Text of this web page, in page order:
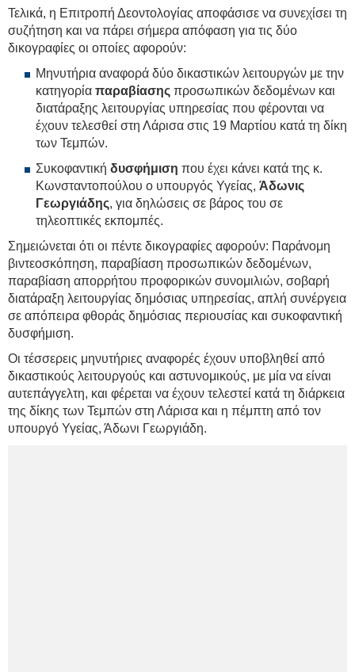
Τελικά, η Επιτροπή Δεοντολογίας αποφάσισε να συνεχίσει τη
συζήτηση και να πάρει σήμερα απόφαση για τις δύο
δικογραφίες οι οποίες αφορούν:
Μηνυτήρια αναφορά δύο δικαστικών λειτουργών με την
κατηγορία παραβίασης προσωπικών δεδομένων και
διατάραξης λειτουργίας υπηρεσίας που φέρονται να
έχουν τελεσθεί στη Λάρισα στις 19 Μαρτίου κατά τη δίκη
των Τεμπών.
Συκοφαντική δυσφήμιση που έχει κάνει κατά της κ.
Κωνσταντοπούλου ο υπουργός Υγείας, Άδωνις
Γεωργιάδης, για δηλώσεις σε βάρος του σε
τηλεοπτικές εκπομπές.
Σημειώνεται ότι οι πέντε δικογραφίες αφορούν: Παράνομη
βιντεοσκόπηση, παραβίαση προσωπικών δεδομένων,
παραβίαση απορρήτου προφορικών συνομιλιών, σοβαρή
διατάραξη λειτουργίας δημόσιας υπηρεσίας, απλή συνέργεια
σε απόπειρα φθοράς δημόσιας περιουσίας και συκοφαντική
δυσφήμιση.
Οι τέσσερεις μηνυτήριες αναφορές έχουν υποβληθεί από
δικαστικούς λειτουργούς και αστυνομικούς, με μία να είναι
αυτεπάγγελτη, και φέρεται να έχουν τελεστεί κατά τη διάρκεια
της δίκης των Τεμπών στη Λάρισα και η πέμπτη από τον
υπουργό Υγείας, Άδωνι Γεωργιάδη.